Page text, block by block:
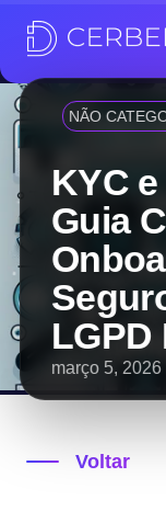
NÃO
KYC
Guia
LGPD
março 5, 2026
Voltar